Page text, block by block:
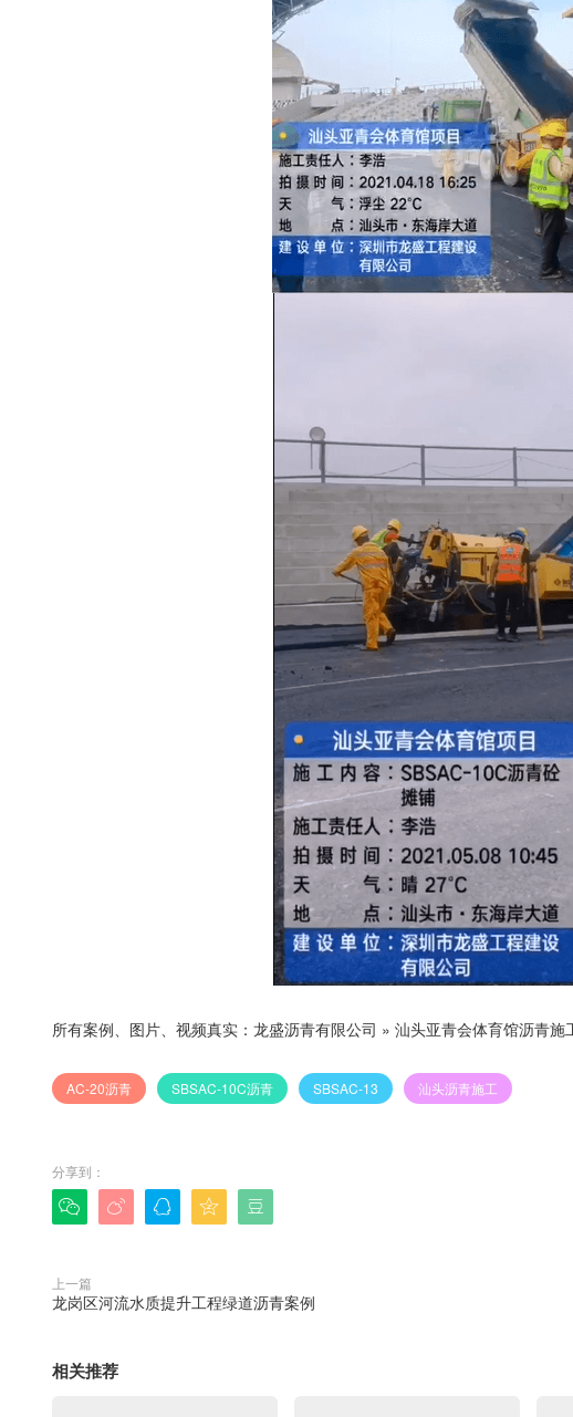
所有案例、图片、视频真实： 龙盛沥青有限公司 » 汕头亚青会体育馆沥青施
AC-20沥青 SBSAC-10C沥青 SBSAC-13 汕头沥青施工
分享到：
    
上一篇
龙岗区河流水质提升工程绿道沥青案例
相关推荐